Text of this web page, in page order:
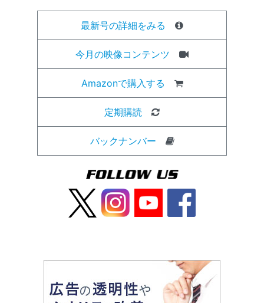
最新号の詳細をみる
今月の映像コンテンツ
Amazonで購入する
定期購読
バックナンバー